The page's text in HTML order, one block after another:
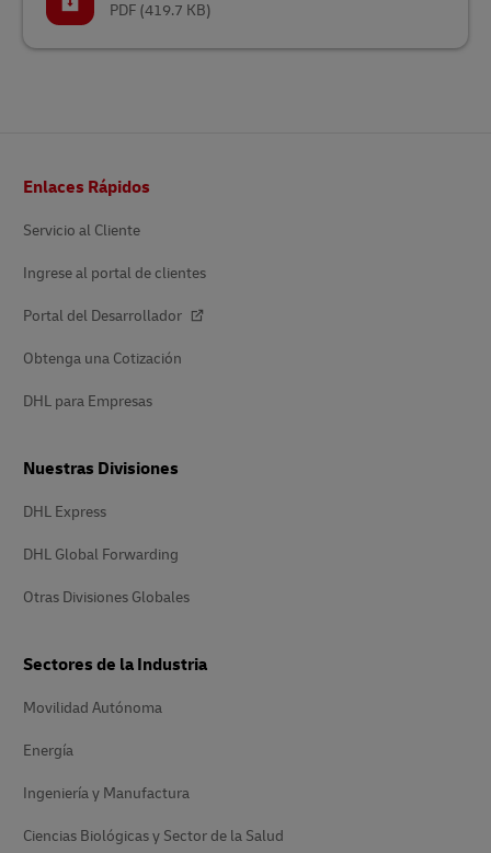
PDF (419.7 KB)
de
Enlaces Rápidos
Servicio al Cliente
Ingrese al portal de clientes
Portal del Desarrollador
Obtenga una Cotización
DHL para Empresas
Nuestras Divisiones
DHL Express
DHL Global Forwarding
Otras Divisiones Globales
Sectores de la Industria
Movilidad Autónoma
Energía
Ingeniería y Manufactura
Ciencias Biológicas y Sector de la Salud